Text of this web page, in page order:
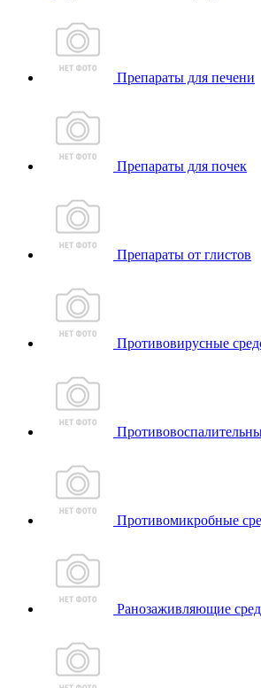
Препараты для печени
Препараты для почек
Препараты от глистов
Противовирусные
Противомикробные
Ранозаживляющие